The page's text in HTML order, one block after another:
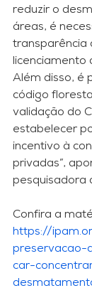
reduzir o
áreas, é
transparência
licenciamento
Além disso, é
código
validação do
estabelecer
incentivo à
privadas”,
pesquisadora
Confira a
https://
preservacao-
car-